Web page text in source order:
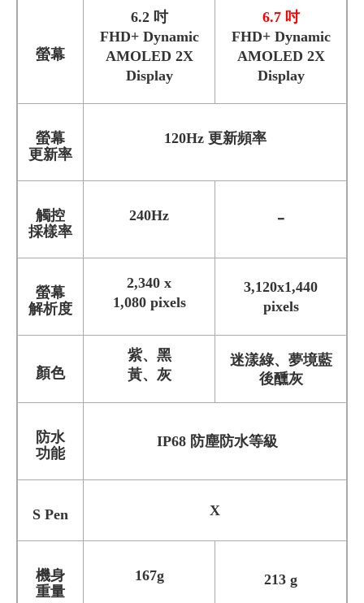
螢幕
6.2 吋
FHD+ Dynamic
AMOLED 2X
Display
6.7 吋
FHD+ Dynamic
AMOLED 2X
Display
螢幕
更新率
120Hz 更新頻率
觸控
採樣率
240Hz -
螢幕
解析度
2,340 x
1,080 pixels
3,120x1,440
pixels
顏色
紫、黑
黃、灰
迷漾綠、夢境藍
後醺灰
防水
功能
IP68 防塵防水等級
S Pen X
機身
重量
167g 213 g